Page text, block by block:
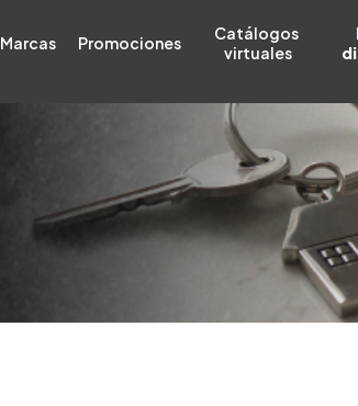
Marcas Promociones
Catálogos
virtuales